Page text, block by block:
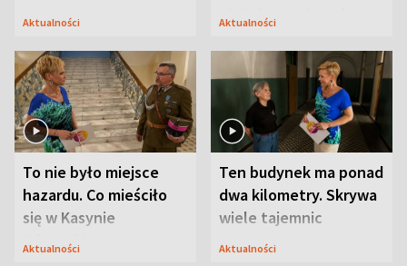
Aktualności
niejedyna tajemnica
Aktualności
To nie było miejsce
hazardu. Co mieściło
się w Kasynie
Oficerskim?
Aktualności
Ten budynek ma ponad
dwa kilometry. Skrywa
wiele tajemnic
Aktualności